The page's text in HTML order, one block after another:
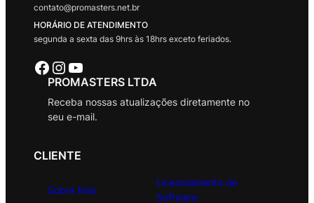
contato@promasters.net.br
HORÁRIO DE ATENDIMENTO
segunda a sexta das 9hrs às 18hrs exceto feriados.
Facebook Instagram Youtube
PROMASTERS LTDA
Receba nossas atualizações diretamente no
seu e-mail.
CLIENTE
Sobre Nós
Licenciamento de
Software